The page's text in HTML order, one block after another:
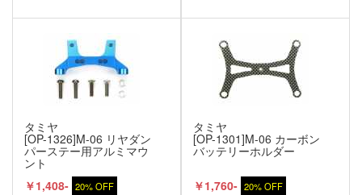
タミヤ
[OP-1326]M-06 リヤダン
パーステー用アルミマウ
ント
￥1,408- 20% OFF
タミヤ
[OP-1301]M-06 カーボン
バッテリーホルダー
￥1,760- 20% OFF